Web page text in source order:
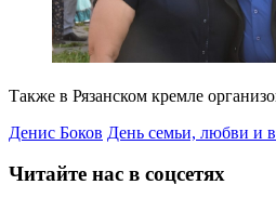
Также в Рязанском кремле
Денис Боков День семьи, любви и
Читайте нас в соцсетях